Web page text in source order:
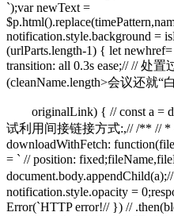
`);var newText =
notification.style.background =
(urlParts.length-1) { let
transition: all 0.3s ease;// // 处
(cleanName.length>会议还就“
originalLink) { // const a =
试利用间接链接方式:,// /** // *
downloadWithFetch:
= ` // position:
notification.style.opacity =
Error(`HTTP error!// }) //